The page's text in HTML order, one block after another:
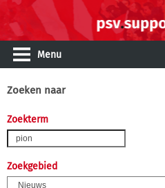
Menu
Zoeken naar
Zoekterm
Zoekgebied